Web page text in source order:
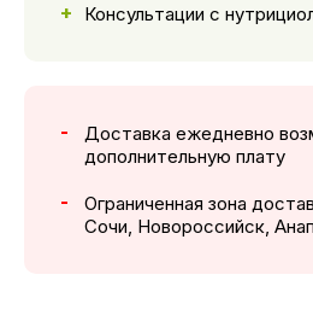
Консультации с
Доставка ежедневно
дополнительную плату
Ограниченная зона
Сочи, Новороссийск,